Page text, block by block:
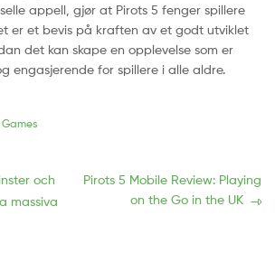
appell, gjør at Pirots 5 fenger spillere
er et bevis på kraften av et godt utviklet
det kan skape en opplevelse som er
engasjerende for spillere i alle aldre.
och
massiva
Próxima
publicação:
Pirots 5 Mobile Review: Playing
on the Go in the UK